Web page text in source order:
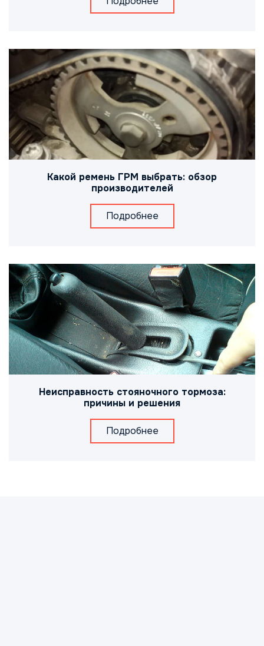
Какой ремень ГРМ выбрать: обзор
производителей
Подробнее
Неисправность стояночного тормоза:
причины и решения
Подробнее